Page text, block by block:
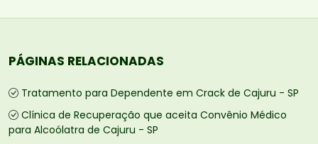
PÁGINAS RELACIONADAS
Tratamento para Dependente em Crack de Cajuru - SP
Clínica de Recuperação que aceita Convênio Médico
para Alcoólatra de Cajuru - SP